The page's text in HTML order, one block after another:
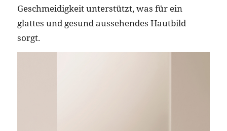
Geschmeidigkeit unterstützt, was für ein
glattes und gesund aussehendes Hautbild
sorgt.